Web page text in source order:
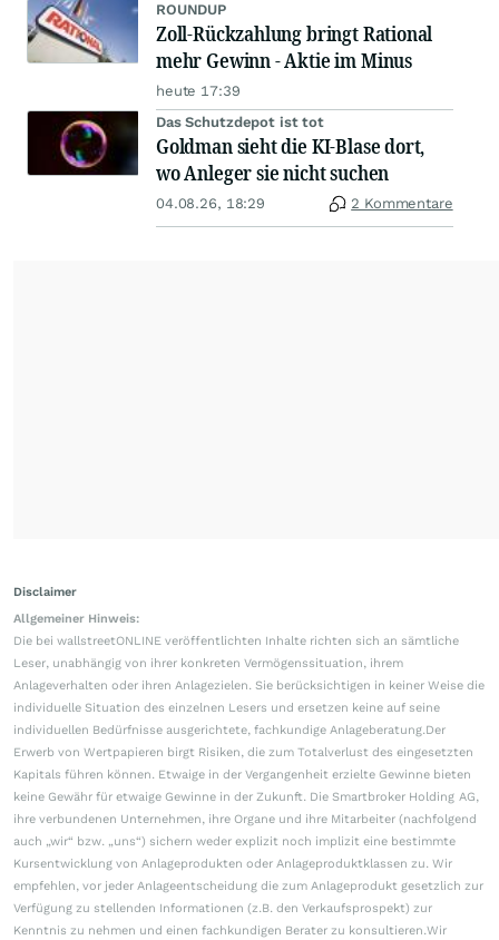
ROUNDUP
Zoll-Rückzahlung bringt Rational
mehr Gewinn - Aktie im Minus
heute 17:39
Das Schutzdepot ist tot
Goldman sieht die KI-Blase dort,
wo Anleger sie nicht suchen
04.08.26, 18:29 2 Kommentare
Disclaimer
Allgemeiner Hinweis:
Die bei wallstreetONLINE veröffentlichten Inhalte richten sich an sämtliche
Leser, unabhängig von ihrer konkreten Vermögenssituation, ihrem
Anlageverhalten oder ihren Anlagezielen. Sie berücksichtigen in keiner Weise die
individuelle Situation des einzelnen Lesers und ersetzen keine auf seine
individuellen Bedürfnisse ausgerichtete, fachkundige Anlageberatung.Der
Erwerb von Wertpapieren birgt Risiken, die zum Totalverlust des eingesetzten
Kapitals führen können. Etwaige in der Vergangenheit erzielte Gewinne bieten
keine Gewähr für etwaige Gewinne in der Zukunft. Die Smartbroker Holding AG,
ihre verbundenen Unternehmen, ihre Organe und ihre Mitarbeiter (nachfolgend
auch „wir“ bzw. „uns“) sichern weder explizit noch implizit eine bestimmte
Kursentwicklung von Anlageprodukten oder Anlageproduktklassen zu. Wir
empfehlen, vor jeder Anlageentscheidung die zum Anlageprodukt gesetzlich zur
Verfügung zu stellenden Informationen (z.B. den Verkaufsprospekt) zur
Kenntnis zu nehmen und einen fachkundigen Berater zu konsultieren.Wir